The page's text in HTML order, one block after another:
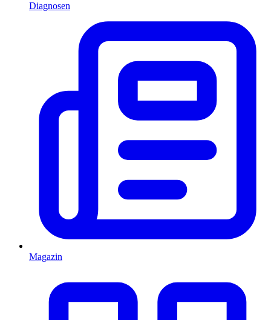
Diagnosen
Magazin